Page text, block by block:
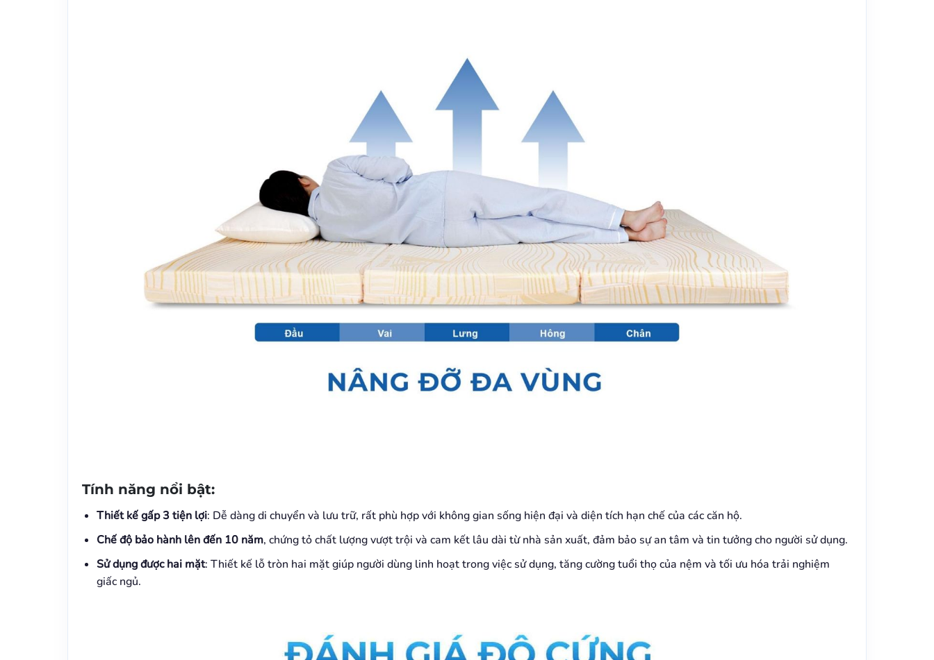
Tính năng nổi bật:
Thiết kế gấp 3 tiện lợi: Dễ dàng di chuyển và lưu trữ, rất phù hợp với không gian sống hiện đại và diện tích hạn chế của các căn hộ.
Chế độ bảo hành lên đến 10 năm, chứng tỏ chất lượng vượt trội và cam kết lâu dài từ nhà sản xuất, đảm bảo sự an tâm và tin tưởng cho người sử dụng.
Sử dụng được hai mặt: Thiết kế lỗ tròn hai mặt giúp người dùng linh hoạt trong việc sử dụng, tăng cường tuổi thọ của nệm và tối ưu hóa trải nghiệm
giấc ngủ.